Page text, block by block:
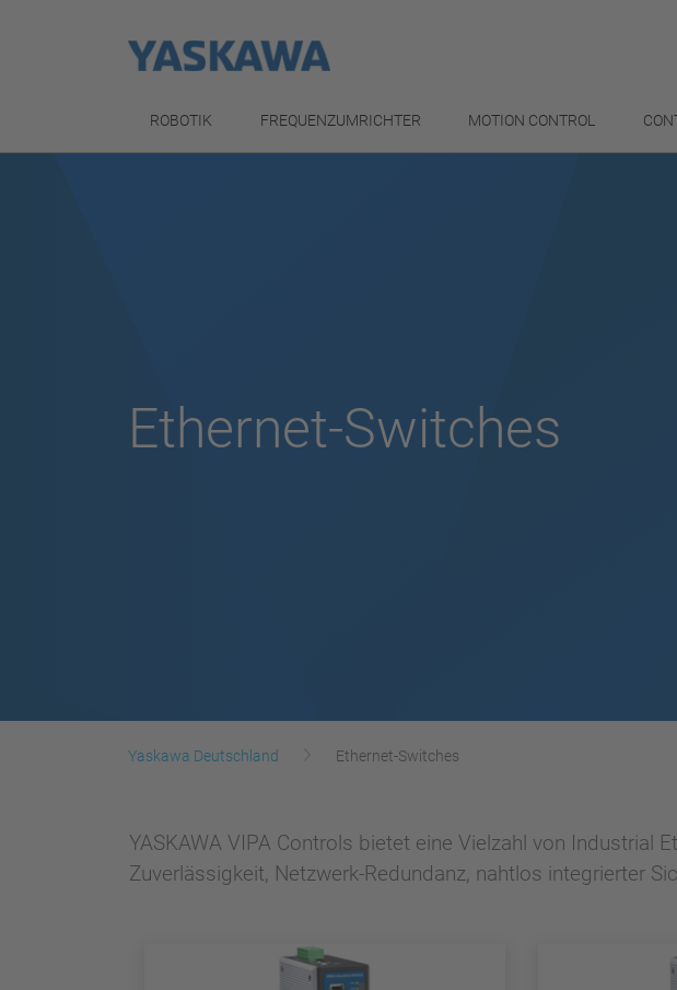
ROBOTIK FREQUENZUMRICHTER MOTION CONTROL
Ethernet-Switches
Yaskawa Deutschland Ethernet-Switches
YASKAWA VIPA Controls bietet eine Vielzahl von
Zuverlässigkeit, Netzwerk-Redundanz, nahtlos integrierter